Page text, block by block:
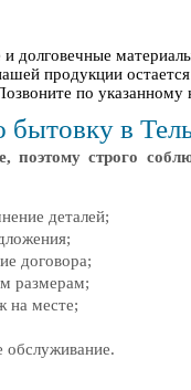
долговечные
продукции
по
бытовку в
строго
деталей;
договора;
размерам;
на месте;
обслуживание.